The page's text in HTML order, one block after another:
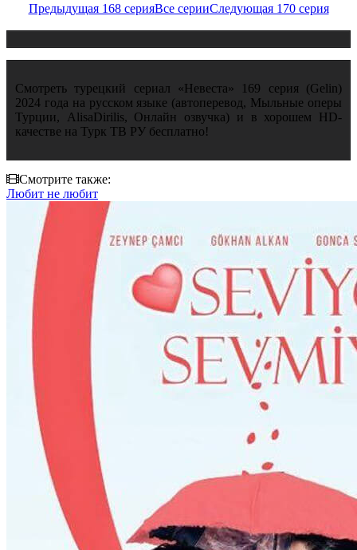
Предыдущая 168 серияВсе серииСледующая 170 серия
Смотреть турецкий сериал «Невеста» 169 серия (Gelin)
2024 года на русском языке (автоперевод, Мыльные оперы
Турции, AlisaDirilis, Онлайн озвучка) и в хорошем HD-
качестве на Турк ТВ РУ бесплатно!
Смотрите также:
Любит не любит